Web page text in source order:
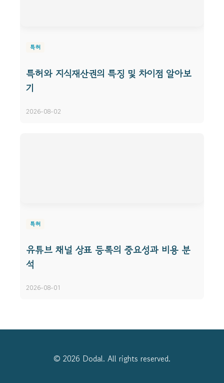
특허
특허와 지식재산권의 특징 및 차이점 알아보
기
2026-08-02
특허
유튜브 채널 상표 등록의 중요성과 비용 분
석
2026-08-01
© 2026 Dodal. All rights reserved.